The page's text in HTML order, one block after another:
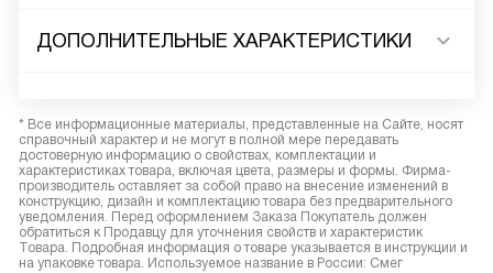
ДОПОЛНИТЕЛЬНЫЕ ХАРАКТЕРИСТИКИ
* Все информационные материалы, представленные на Сайте, носят
справочный характер и не могут в полной мере передавать
достоверную информацию о свойствах, комплектации и
характеристиках товара, включая цвета, размеры и формы. Фирма-
производитель оставляет за собой право на внесение изменений в
конструкцию, дизайн и комплектацию товара без предварительного
уведомления. Перед оформлением Заказа Покупатель должен
обратиться к Продавцу для уточнения свойств и характеристик
Товара. Подробная информация о товаре указывается в инструкции и
на упаковке товара. Используемое название в России: Смег